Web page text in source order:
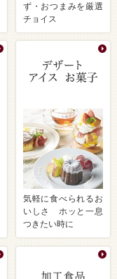
ず・おつまみを厳選
チョイス
気軽に食べられるお
いしさ ホッと一息
つきたい時に